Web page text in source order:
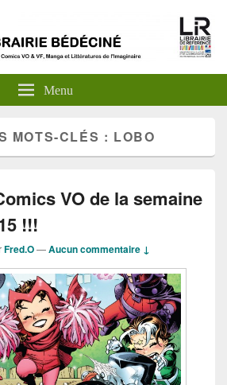
Menu
MOTS-CLÉS : LOBO
VO de la semaine
!!!
Fred.O—Aucun commentaire ↓